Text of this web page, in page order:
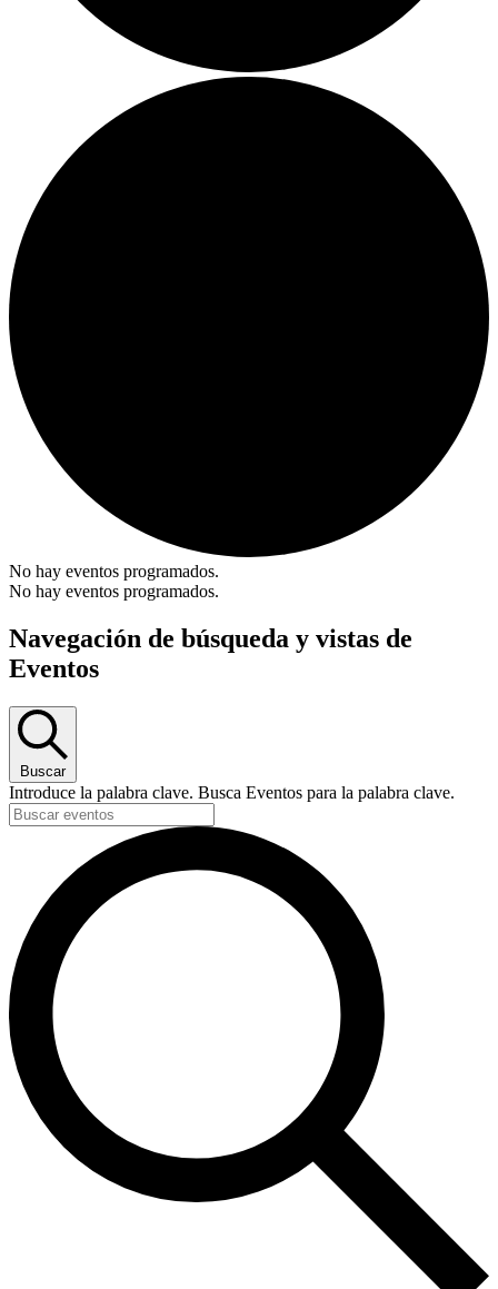
No hay eventos programados.
No hay eventos programados.
Navegación de búsqueda y vistas de
Eventos
Buscar
Introduce la palabra clave. Busca Eventos para la palabra clave.